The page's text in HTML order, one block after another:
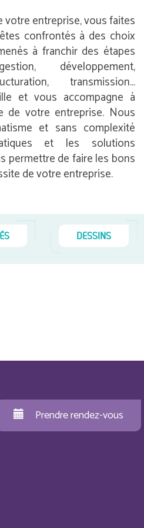
votre entreprise, vous faites
confrontés à des choix
à franchir des étapes
développement,
transmission…
et vous accompagne à
de votre entreprise. Nous
et sans complexité
et les solutions
permettre de faire les bons
de votre entreprise.
DESSINS
Prendre rendez-vous